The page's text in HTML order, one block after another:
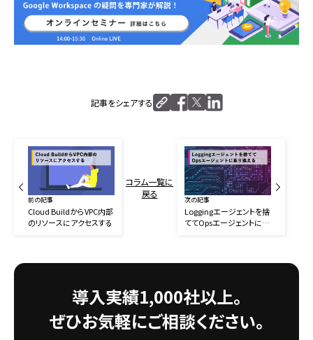
記事をシェアする
前の記事
Cloud BuildからVPC内部
のリソースにアクセスする
コラム一覧に
戻る
次の記事
Loggingエージェントを捨
ててOpsエージェントに乗
導入実績1,000社以上。
ぜひお気軽にご相談ください。